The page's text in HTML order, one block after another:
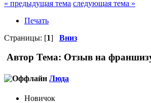
« предыдущая тема следующая тема »
Печать
Страницы: [1] Вниз
Автор Тема: Отзыв на
Люда
Новичок